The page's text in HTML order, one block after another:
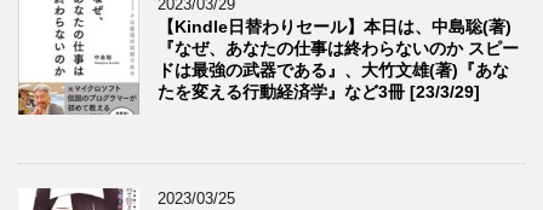
2023/03/29
【Kindle日替わりセール】本日は、中島聡(著)
『なぜ、あなたの仕事は終わらないのか スピー
ドは最強の武器である』、大竹文雄(著)『あな
たを変える行動経済学』など3冊 [23/3/29]
2023/03/25